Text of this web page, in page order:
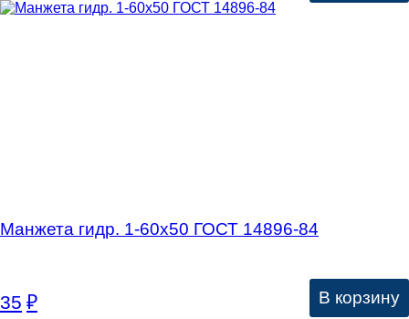
Манжета гидр. 1-60х50 ГОСТ 14896-84
35 ₽ В корзину